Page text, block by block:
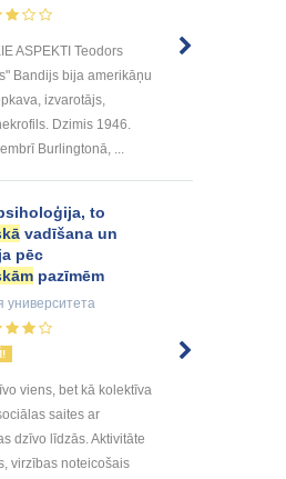
ASPEKTI Teodors
Bandijs bija amerikāņu
izvarotājs,
Dzimis 1946.
Burlingtonā, ...
to
vadīšana un
pēc
pazīmēm
университета
viens, bet kā kolektīva
saites ar
dzīvo līdzās. Aktivitāte
virzības noteicošais